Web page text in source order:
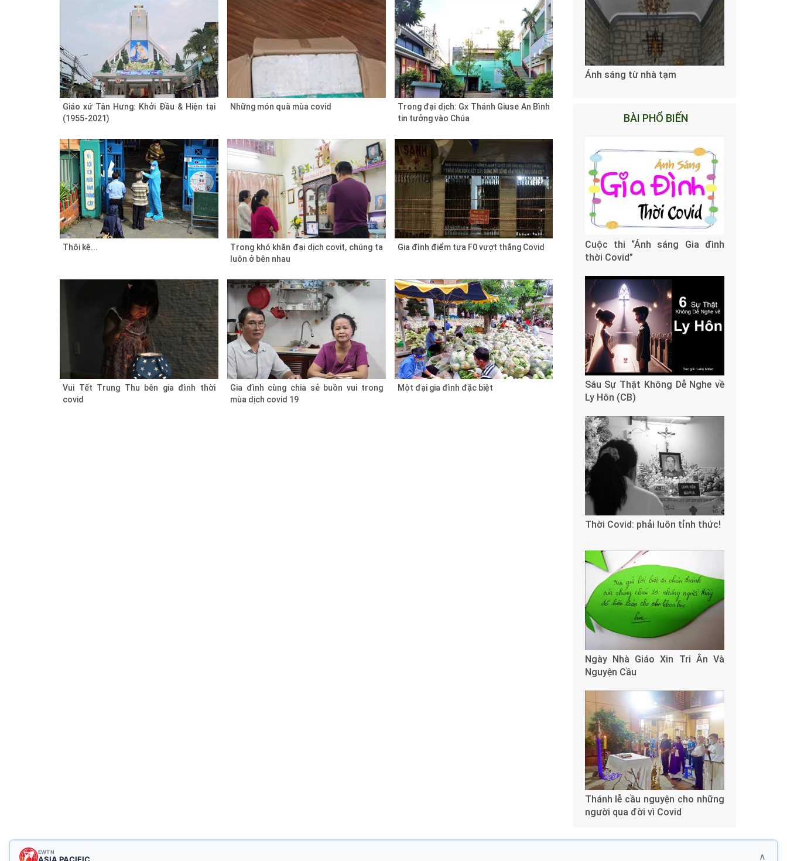
Giáo xứ Tân Hưng: Khởi Đầu & Hiện tại
(1955-2021)
Những món quà mùa covid
Trong đại dịch: Gx Thánh Giuse An Bình
tin tưởng vào Chúa
Thôi kệ...
Trong khó khăn đại dịch covit, chúng ta
luôn ở bên nhau
Gia đình điểm tựa F0 vượt thắng Covid
Vui Tết Trung Thu bên gia đình thời
covid
Gia đình cùng chia sẻ buồn vui trong
mùa dịch covid 19
Một đại gia đình đặc biệt
Ánh sáng từ nhà tạm
BÀI PHỔ BIẾN
Cuộc thi “Ánh sáng Gia đình
thời Covid”
Sáu Sự Thật Không Dễ Nghe về
Ly Hôn (CB)
Thời Covid: phải luôn tỉnh thức!
Ngày Nhà Giáo Xin Tri Ân Và
Nguyện Cầu
Thánh lễ cầu nguyện cho những
người qua đời vì Covid